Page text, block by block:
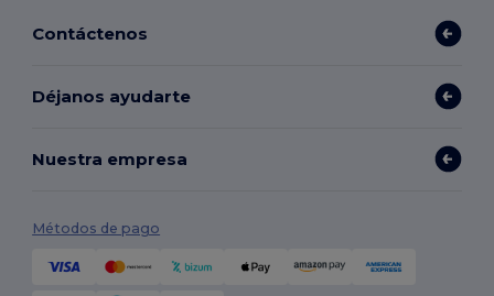
Contáctenos
Déjanos ayudarte
Nuestra empresa
Métodos de pago